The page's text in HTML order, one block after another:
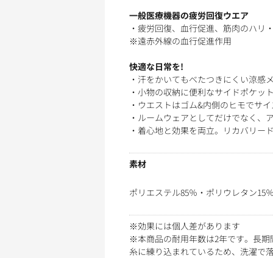
一般医療機器の疲労回復ウエア
・疲労回復、血行促進、筋肉のハリ
※遠赤外線の血行促進作用
快適な日常を!
・汗をかいてもべたつきにくい涼感
・小物の収納に便利なサイドポケッ
・ウエストはゴム&内側のヒモでサ
・ルームウェアとしてだけでなく、
・着心地と効果を両立。リカバリー
素材
ポリエステル85％・ポリウレタン15
※効果には個人差があります
※本商品の耐用年数は2年です。長
糸に練り込まれているため、洗濯で